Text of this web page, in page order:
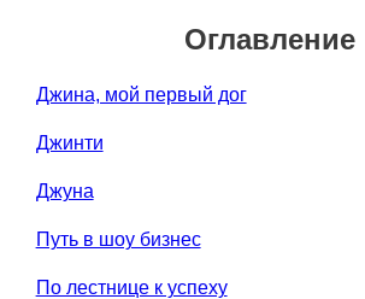
Оглавление
Джина, мой первый дог
Джинти
Джуна
Путь в шоу бизнес
По лестнице к успеху